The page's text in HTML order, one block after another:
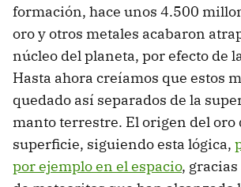
formación, hace unos 4.500
oro y otros metales acabaron
núcleo del planeta, por efecto de
Hasta ahora creíamos que estos
quedado así separados de la
manto terrestre. El origen del oro
superficie, siguiendo esta lógica,
por ejemplo en el espacio,